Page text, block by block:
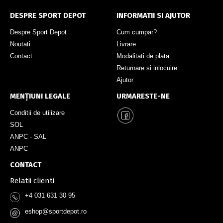
DESPRE SPORT DEPOT
Despre Sport Depot
Noutati
Contact
INFORMATII SI AJUTOR
Cum cumpar?
Livrare
Modalitati de plata
Returnare si inlocuire
Ajutor
MENȚIUNI LEGALE
Conditii de utilizare
SOL
ANPC - SAL
ANPC
URMARESTE-NE
CONTACT
Relatii clienti
+4 031 631 30 95
@ eshop@sportdepot.ro